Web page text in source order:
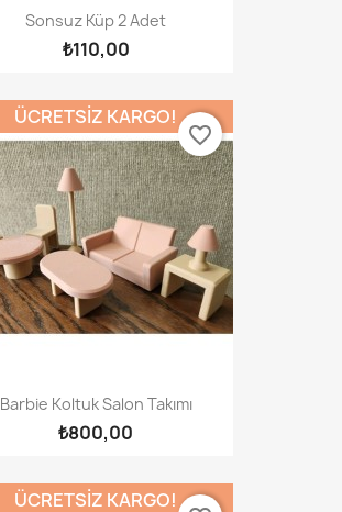
Sonsuz Küp 2 Adet
₺110,00
Barbie Koltuk Salon Takımı
₺800,00
ÜCRETSIZ KARGO!
favorite_border
ÜCRETSIZ KARGO!